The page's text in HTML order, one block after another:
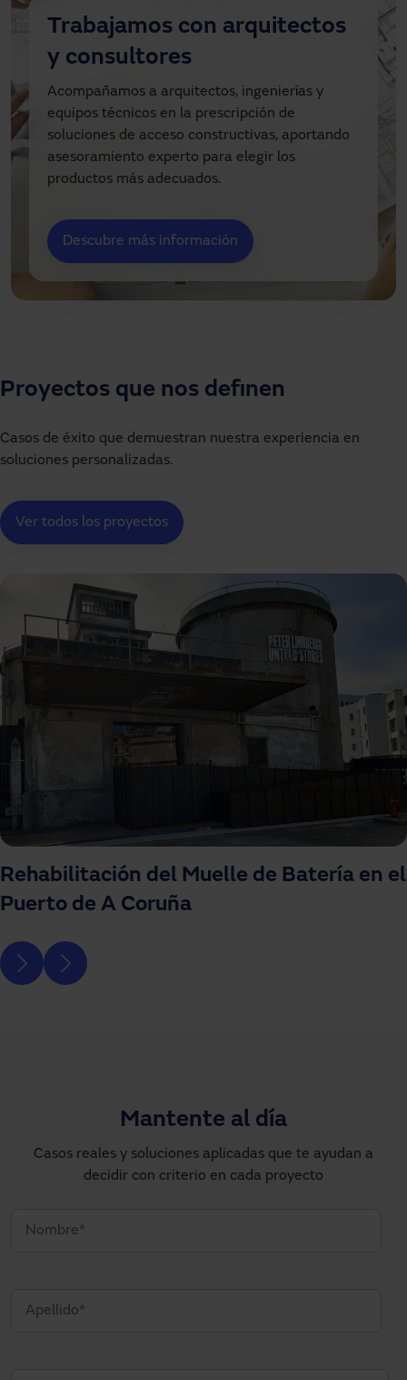
Trabajamos con arquitectos
y consultores
Acompañamos a arquitectos, ingenierías y
equipos técnicos en la prescripción de
soluciones de acceso constructivas, aportando
asesoramiento experto para elegir los
Descubre más información
Proyectos que nos definen
Casos de éxito que demuestran nuestra experiencia en
Ver todos los proyectos
Rehabilitación del Muelle de Batería en el
Casos reales y soluciones aplicadas que te ayudan a